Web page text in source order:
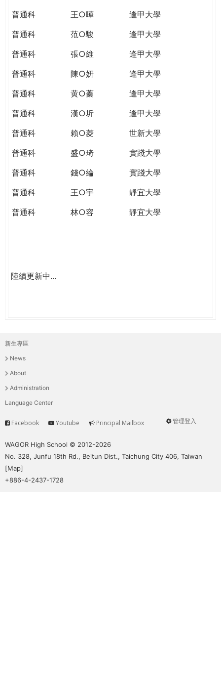
普通科
王○曄
逢甲大學
普通科
范○駿
逢甲大學
普通科
張○維
逢甲大學
普通科
陳○妍
逢甲大學
普通科
黄○蓁
逢甲大學
普通科
漢○圻
逢甲大學
普通科
賴○菱
世新大學
普通科
盛○琦
實踐大學
普通科
錢○綸
實踐大學
普通科
王○宇
靜宜大學
普通科
林○容 靜宜大學
陸續更新中...
主
選
單
新生專區
News
About
Administration
Language Center
User
管理登入
Service
Facebook Youtube Principal Mailbox
WAGOR High School © 2012-2026
No. 328, Junfu 18th Rd., Beitun Dist., Taichung City 406, Taiwan
[Map]
+886-4-2437-1728